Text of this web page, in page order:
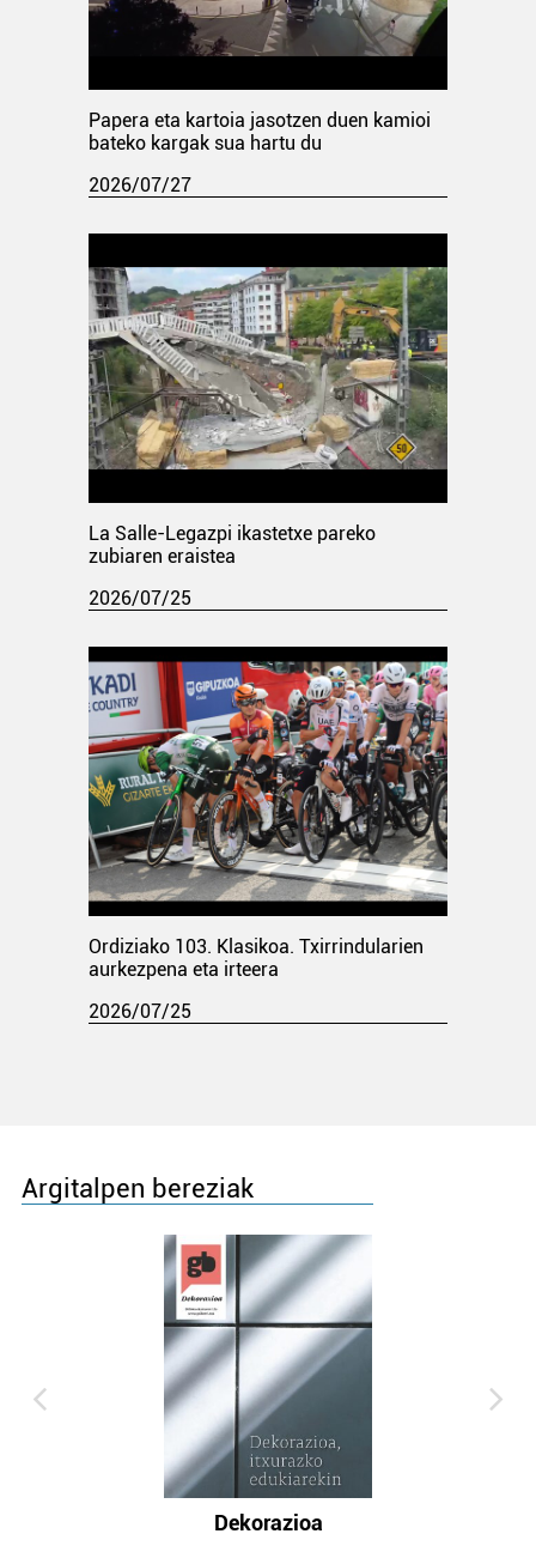
Papera eta kartoia jasotzen duen kamioi
bateko kargak sua hartu du
2026/07/27
La Salle-Legazpi ikastetxe pareko
zubiaren eraistea
2026/07/25
Ordiziako 103. Klasikoa. Txirrindularien
aurkezpena eta irteera
2026/07/25
Argitalpen bereziak
Dekorazioa